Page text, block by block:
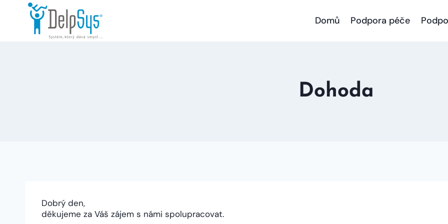
Přeskočit
Domů Podpora péče
Dohoda
Dobrý den,
děkujeme za Váš zájem s námi spolupracovat.